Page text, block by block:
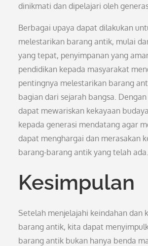
dinikmati dan dipelajari oleh
Berbagai upaya dapat dilakukan
melestarikan barang antik, mulai
yang tepat, penyimpanan yang
pendidikan kepada masyarakat
pentingnya melestarikan barang
bagian dari sejarah bangsa.
dapat mewariskan kekayaan
kepada generasi mendatang agar
dapat menghargai dan merasakan
barang-barang antik yang telah ada.
Kesimpulan
Setelah menjelajahi keindahan dan
barang antik, kita dapat
barang antik bukan hanya benda